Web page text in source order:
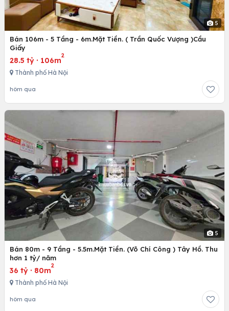
5
Bán 106m - 5 Tầng - 6m.Mặt Tiền. ( Trần Quốc Vượng )Cầu
Giấy
28.5 tỷ · 106m
2
Thành phố Hà Nội
hôm qua
5
Bán 80m - 9 Tầng - 5.5m.Mặt Tiền. (Võ Chí Công ) Tây Hồ. Thu
hơn 1 tỷ/ năm
36 tỷ · 80m
2
Thành phố Hà Nội
hôm qua